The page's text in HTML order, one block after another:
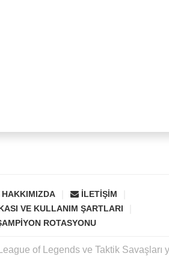
HAKKIMIZDA
İLETIŞIM
VE KULLANIM ŞARTLARI
ROTASYONU
of Legends ve Taktik Savaşları